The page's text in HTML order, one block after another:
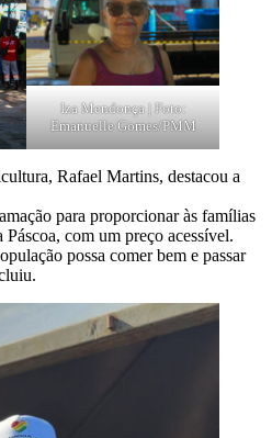
Iza Mendonça | Foto:
Emanuelle Gomes/PMM
Rafael Martins, destacou a
para proporcionar às famílias
com um preço acessível.
possa comer bem e passar